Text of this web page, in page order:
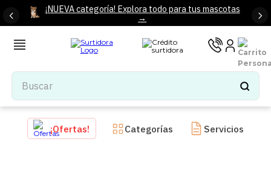
¡NUEVA categoría! Explora todo para tus mascotas
→
Buscar
TÉRMINOS MÁS BUSCADOS
tenis mujer
¡Ofertas! Categorías Servicios